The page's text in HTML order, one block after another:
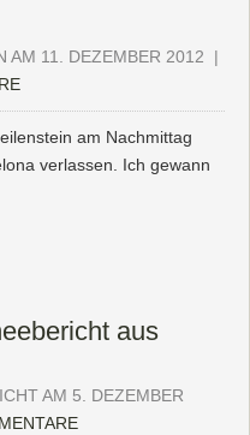
AM 11. DEZEMBER 2012
|
am Nachmittag
verlassen. Ich gewann
aus
AM 5. DEZEMBER